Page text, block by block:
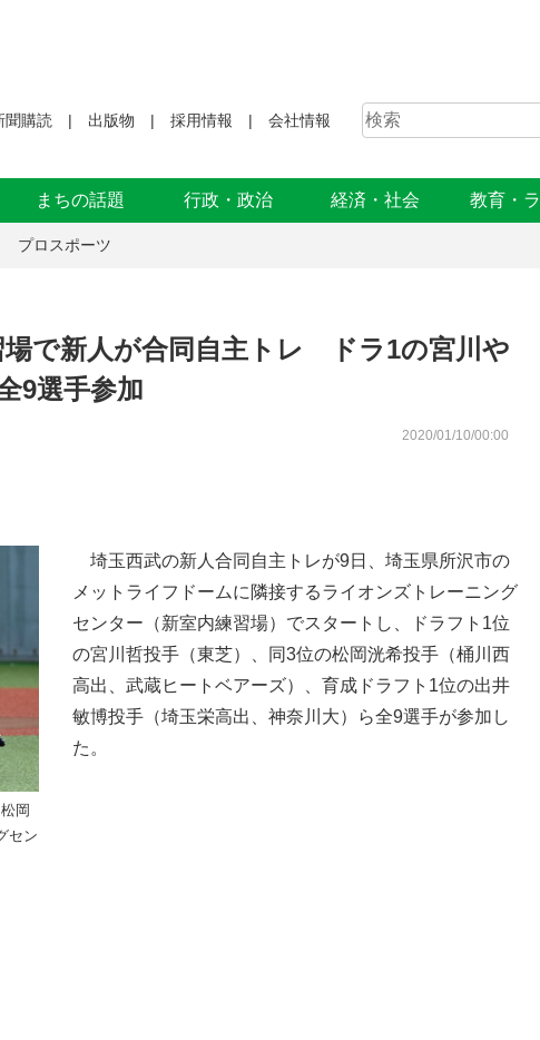
聞購読 出版物 採用情報 会社情報
まちの話題 行政・政治 経済・社会 教育・
プロスポーツ
場で新人が合同自主トレ ドラ1の宮川や
9選手参加
2020/01/10/00:00
岡
セン
キャッチボールでやや強
＝9日午前、所沢市のライ
埼玉西武の新人合同自主トレが9日、埼玉県所沢市の
メットライフドームに隣接するライオンズトレーニング
センター（新室内練習場）でスタートし、ドラフト1位
の宮川哲投手（東芝）、同3位の松岡洸希投手（桶川西
高出、武蔵ヒートベアーズ）、育成ドラフト1位の出井
敏博投手（埼玉栄高出、神奈川大）ら全9選手が参加し
た。